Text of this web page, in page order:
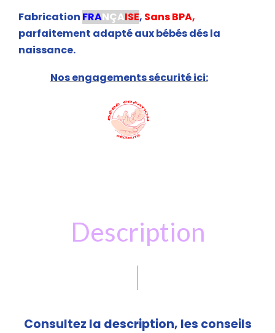
Fabrication FRANÇAISE, Sans BPA,
parfaitement adapté aux bébés dés la
naissance.
Nos engagements sécurité ici:
Description
Consultez la description, les conseils